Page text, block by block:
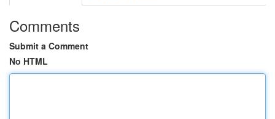
Comments
Submit a Comment
No HTML